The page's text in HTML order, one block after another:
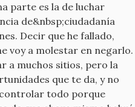
parte es la de luchar
de&nbsp;ciudadanía
Decir que he fallado,
voy a molestar en negarlo.
a muchos sitios, pero la
que te da, y no
todo porque